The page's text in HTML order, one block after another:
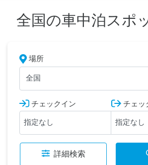
全国の車中泊スポ
場所
全国
チェックイン チェッ
詳細検索